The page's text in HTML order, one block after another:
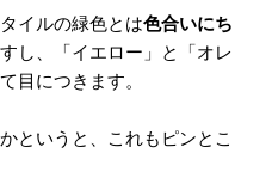
イルの緑色とは色合いにち
し、「イエロー」と「オレ
て目につきます。
というと、これもピンとこ